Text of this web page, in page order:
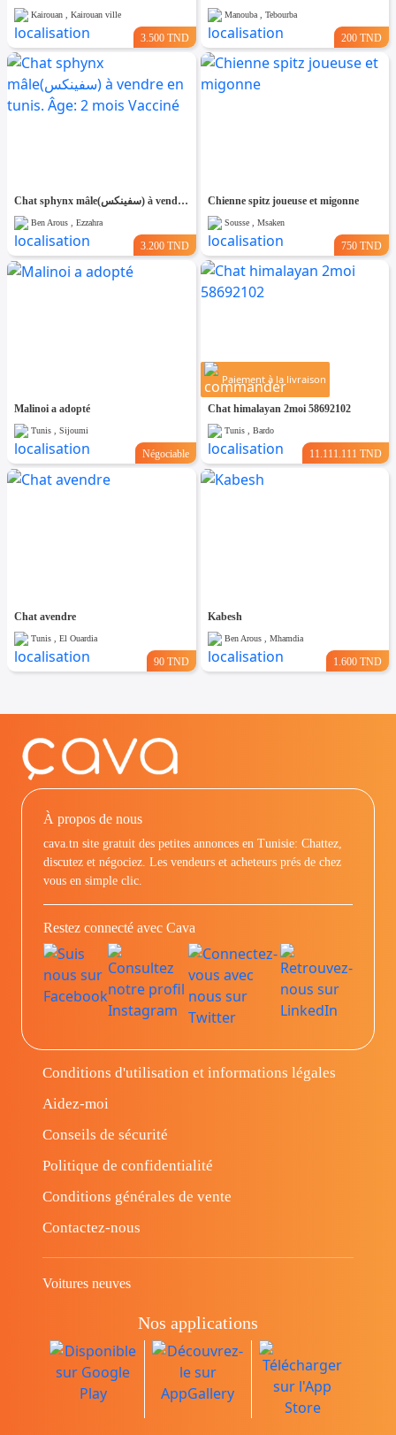
Kairouan , Kairouan ville
3.500 TND
Manouba , Tebourba
200 TND
Chat sphynx mâle(سفينكس) à vendre en tunis. Âge: 2 mois Vacciné
Ben Arous , Ezzahra
3.200 TND
Chienne spitz joueuse et migonne
Sousse , Msaken
750 TND
Malinoi a adopté
Tunis , Sijoumi
Négociable
Paiement à la livraison
Chat himalayan 2moi 58692102
Tunis , Bardo
11.111.111 TND
Chat avendre
Tunis , El Ouardia
90 TND
Kabesh
Ben Arous , Mhamdia
1.600 TND
À propos de nous
cava.tn site gratuit des petites annonces en Tunisie: Chattez,
discutez et négociez. Les vendeurs et acheteurs prés de chez
vous en simple clic.
Restez connecté avec Cava
Conditions d'utilisation et informations légales
Aidez-moi
Conseils de sécurité
Politique de confidentialité
Conditions générales de vente
Contactez-nous
Voitures neuves
Nos applications